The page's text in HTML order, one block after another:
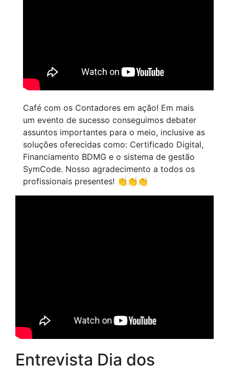
Café com os Contadores em ação! Em mais
um evento de sucesso conseguimos debater
assuntos importantes para o meio, inclusive as
soluções oferecidas como: Certificado Digital,
Financiamento BDMG e o sistema de gestão
SymCode. Nosso agradecimento a todos os
profissionais presentes! 👏👏👏
Recapitulando a